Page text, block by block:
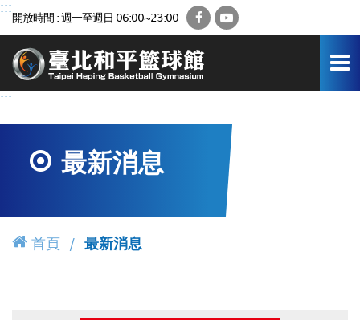
跳
容
:::
開放時間 : 週一至週日 06:00~23:00 FacebookYouTube
:::
最新消息
首頁 最新消息